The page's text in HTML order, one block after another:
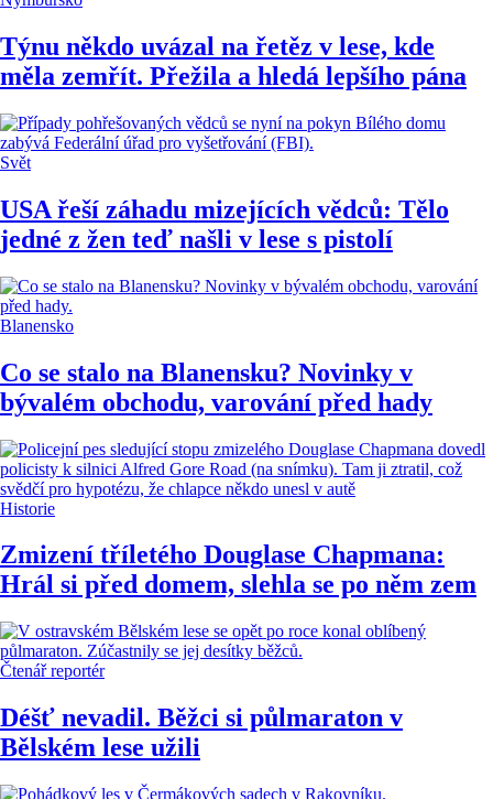
Týnu někdo uvázal na řetěz v lese, kde
měla zemřít. Přežila a hledá lepšího pána
Svět
USA řeší záhadu mizejících vědců: Tělo
jedné z žen teď našli v lese s pistolí
Blanensko
Co se stalo na Blanensku? Novinky v
bývalém obchodu, varování před hady
Historie
Zmizení tříletého Douglase Chapmana:
Hrál si před domem, slehla se po něm zem
Čtenář reportér
Déšť nevadil. Běžci si půlmaraton v
Bělském lese užili